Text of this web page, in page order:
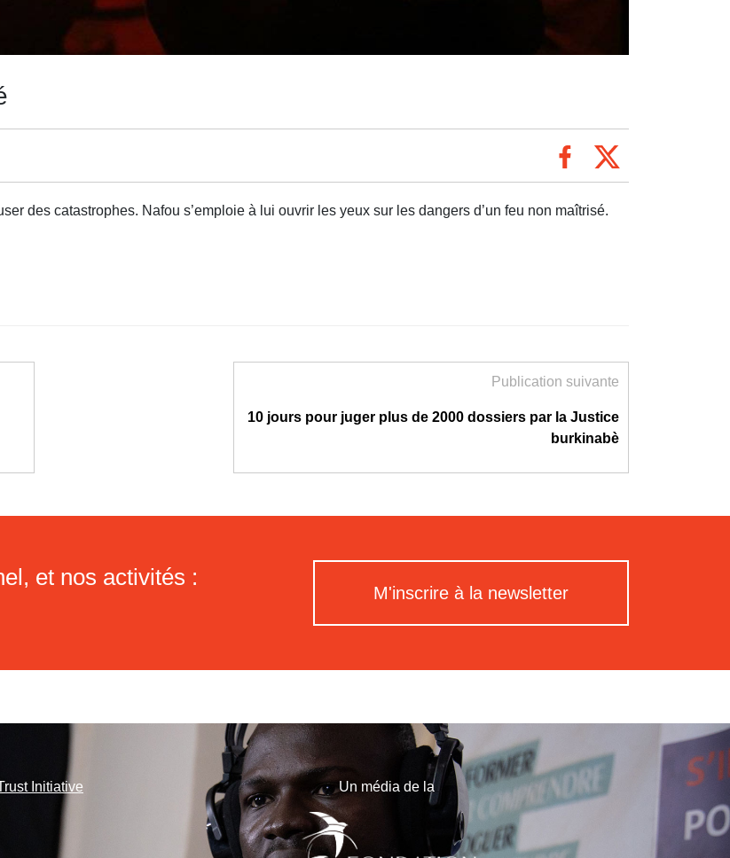
des catastrophes. Nafou s’emploie à lui ouvrir les yeux sur les dangers d’un feu non maîtrisé.
Publication suivante
10 jours pour juger plus de 2000 dossiers par la Justice
burkinabè
et nos activités :
M'inscrire à la newsletter
Initiative Un média de la